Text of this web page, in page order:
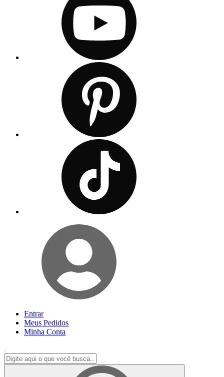
Entrar
Meus Pedidos
Minha Conta